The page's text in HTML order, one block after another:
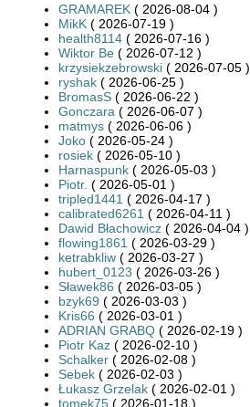
GRAMAREK ( 2026-08-04 )
MikK ( 2026-07-19 )
health8114 ( 2026-07-16 )
Wiktor Be ( 2026-07-12 )
krzysiekzebrowski ( 2026-07-05 )
ryshak ( 2026-06-25 )
BromasS ( 2026-06-22 )
Gonczara ( 2026-06-07 )
matmys ( 2026-06-06 )
Joko ( 2026-05-24 )
rosiek ( 2026-05-10 )
Harnaspunk ( 2026-05-03 )
Piotr. ( 2026-05-01 )
tripled1441 ( 2026-04-17 )
calibrated6261 ( 2026-04-11 )
Dawid Błachowicz ( 2026-04-04 )
flowing1861 ( 2026-03-29 )
ketrabkliw ( 2026-03-27 )
hubert_0123 ( 2026-03-26 )
Sławek86 ( 2026-03-05 )
bzyk69 ( 2026-03-03 )
Kris66 ( 2026-03-01 )
ADRIAN GRABQ ( 2026-02-19 )
Piotr Kaz ( 2026-02-10 )
Schalker ( 2026-02-08 )
Sebek ( 2026-02-03 )
Łukasz Grzelak ( 2026-02-01 )
tomek75 ( 2026-01-18 )